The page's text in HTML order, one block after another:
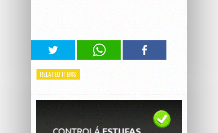
RELATED ITEMS